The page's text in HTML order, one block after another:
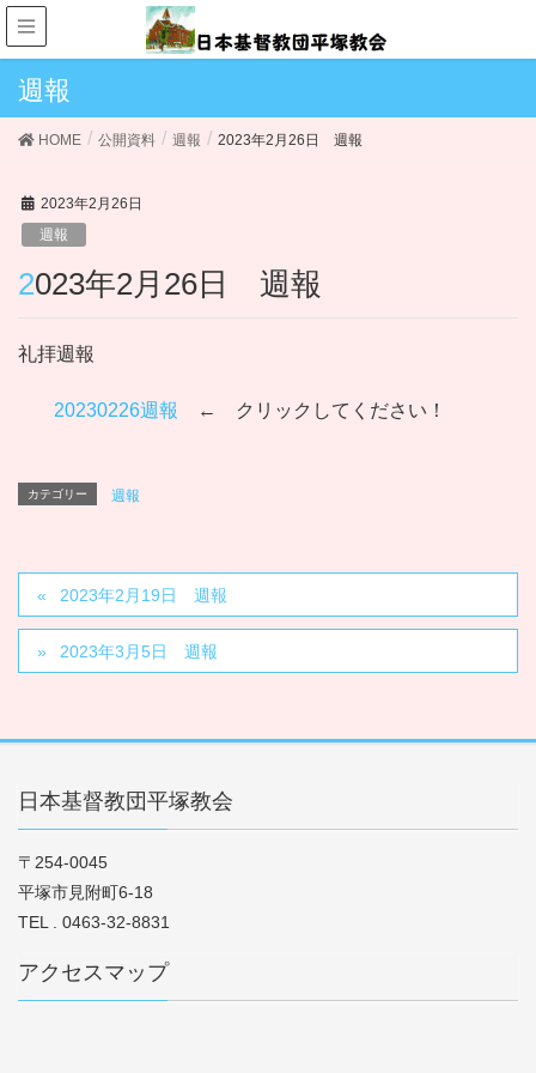
週報
HOME 公開資料 週報 2023年2月26日 週報
2023年2月26日
週報
2023年2月26日 週報
礼拝週報
20230226週報 ← クリックしてください！
カテゴリー 週報
2023年2月19日 週報
2023年3月5日 週報
日本基督教団平塚教会
〒254-0045
平塚市見附町6-18
TEL . 0463-32-8831
アクセスマップ